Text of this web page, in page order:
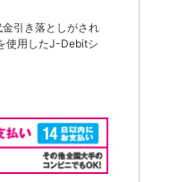
引き落としがされ
使用したJ-Debitシ